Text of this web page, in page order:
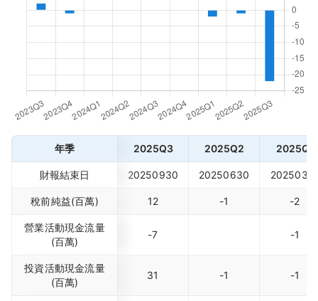
年季 2025Q3 2025Q2 2025Q1
財報結束日 20250930 20250630
稅前純益(百萬) 12 -1 -2
營業活動現金流量
(百萬)
-7 -1
投資活動現金流量
(百萬)
31 -1 -1